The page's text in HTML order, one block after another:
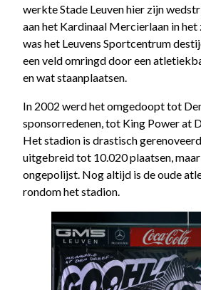
werkte Stade Leuven hier zijn
aan het Kardinaal Mercierlaan in het
was het Leuvens Sportcentrum
een veld omringd door een
en wat staanplaatsen.
In 2002 werd het omgedoopt tot
sponsorredenen, tot King Power at
Het stadion is drastisch
uitgebreid tot 10.020 plaatsen,
ongepolijst. Nog altijd is de oude
rondom het stadion.